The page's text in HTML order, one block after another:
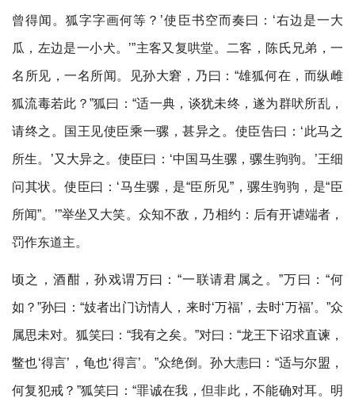
曾得闻。狐字字画何等？’使臣书空而奏曰：‘右边是一大
瓜，左边是一小犬。’”主客又复哄堂。二客，陈氏兄弟，一
名所见，一名所闻。见孙大窘，乃曰：“雄狐何在，而纵雌
狐流毒若此？”狐曰：“适一典，谈犹未终，遂为群吠所乱，
请终之。国王见使臣乘一骡，甚异之。使臣告曰：‘此马之
所生。’又大异之。使臣曰：‘中国马生骡，骡生驹驹。’王细
问其状。使臣曰：‘马生骡，是“臣所见”，骡生驹驹，是“臣
所闻”。’”举坐又大笑。众知不敌，乃相约：后有开谑端者，
罚作东道主。
顷之，酒酣，孙戏谓万曰：“一联请君属之。”万曰：“何
如？”孙曰：“妓者出门访情人，来时‘万福’，去时‘万福’。”众
属思未对。狐笑曰：“我有之矣。”对曰：“龙王下诏求直谏，
鳖也‘得言’，龟也‘得言’。”众绝倒。孙大恚曰：“适与尔盟，
何复犯戒？”狐笑曰：“罪诚在我，但非此，不能确对耳。明